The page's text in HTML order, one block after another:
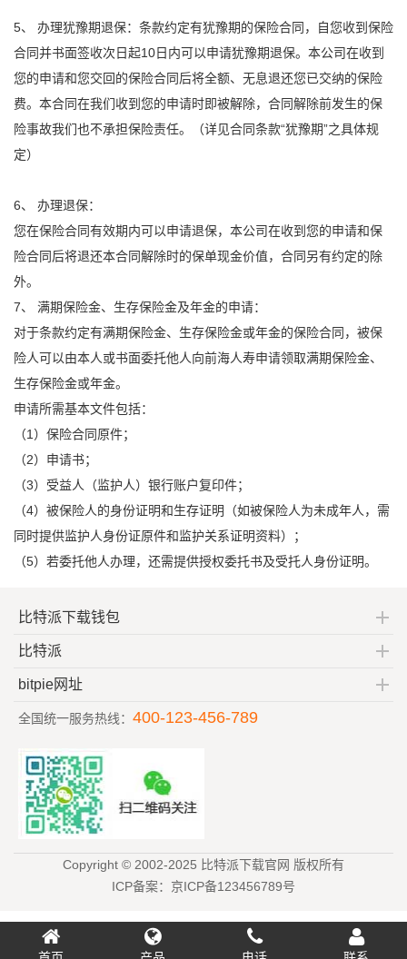
5、 办理犹豫期退保：条款约定有犹豫期的保险合同，自您收到保险
合同并书面签收次日起10日内可以申请犹豫期退保。本公司在收到
您的申请和您交回的保险合同后将全额、无息退还您已交纳的保险
费。本合同在我们收到您的申请时即被解除，合同解除前发生的保
险事故我们也不承担保险责任。（详见合同条款“犹豫期”之具体规
定）
6、 办理退保：
您在保险合同有效期内可以申请退保，本公司在收到您的申请和保
险合同后将退还本合同解除时的保单现金价值，合同另有约定的除
外。
7、 满期保险金、生存保险金及年金的申请：
对于条款约定有满期保险金、生存保险金或年金的保险合同，被保
险人可以由本人或书面委托他人向前海人寿申请领取满期保险金、
生存保险金或年金。
申请所需基本文件包括：
（1）保险合同原件；
（2）申请书；
（3）受益人（监护人）银行账户复印件；
（4）被保险人的身份证明和生存证明（如被保险人为未成年人，需
同时提供监护人身份证原件和监护关系证明资料）；
（5）若委托他人办理，还需提供授权委托书及受托人身份证明。
比特派下载钱包
比特派
bitpie网址
全国统一服务热线： 400-123-456-789
Copyright © 2002-2025 比特派下载官网 版权所有
ICP备案：京ICP备123456789号